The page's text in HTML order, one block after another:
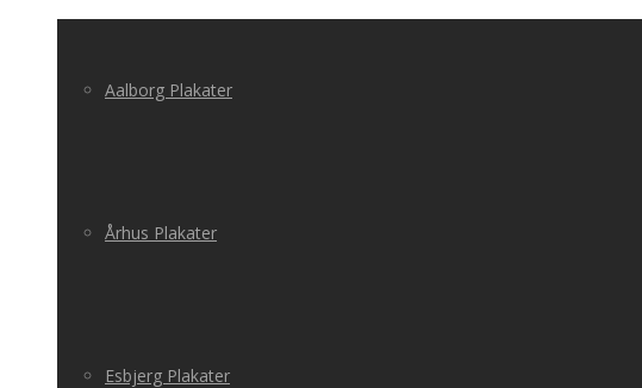
Aalborg Plakater
Århus Plakater
Esbjerg Plakater